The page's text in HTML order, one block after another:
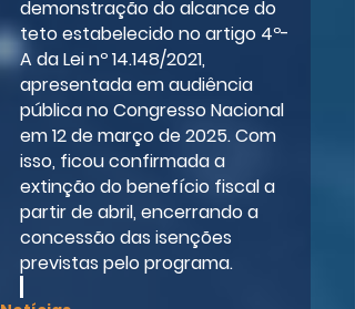
demonstração do alcance do
teto estabelecido no artigo 4º-
A da Lei nº 14.148/2021,
apresentada em audiência
pública no Congresso Nacional
em 12 de março de 2025. Com
isso, ficou confirmada a
extinção do benefício fiscal a
partir de abril, encerrando a
concessão das isenções
previstas pelo programa.